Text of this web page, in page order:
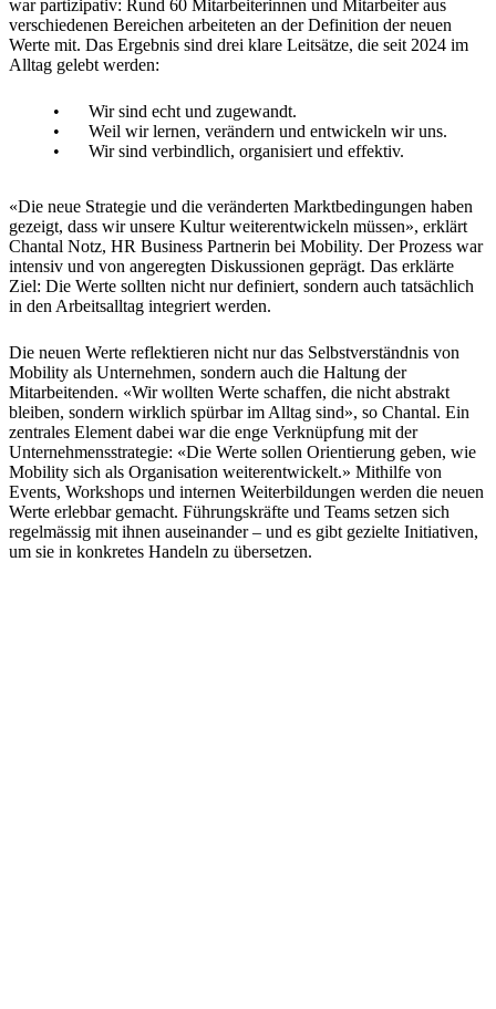
war partizipativ: Rund 60 Mitarbeiterinnen und Mitarbeiter aus
verschiedenen Bereichen arbeiteten an der Definition der neuen
Werte mit. Das Ergebnis sind drei klare Leitsätze, die seit 2024 im
Alltag gelebt werden:
Wir sind echt und zugewandt.
Weil wir lernen, verändern und entwickeln wir uns.
Wir sind verbindlich, organisiert und effektiv.
«Die neue Strategie und die veränderten Marktbedingungen haben
gezeigt, dass wir unsere Kultur weiterentwickeln müssen», erklärt
Chantal Notz, HR Business Partnerin bei Mobility. Der Prozess war
intensiv und von angeregten Diskussionen geprägt. Das erklärte
Ziel: Die Werte sollten nicht nur definiert, sondern auch tatsächlich
in den Arbeitsalltag integriert werden.
Die neuen Werte reflektieren nicht nur das Selbstverständnis von
Mobility als Unternehmen, sondern auch die Haltung der
Mitarbeitenden. «Wir wollten Werte schaffen, die nicht abstrakt
bleiben, sondern wirklich spürbar im Alltag sind», so Chantal. Ein
zentrales Element dabei war die enge Verknüpfung mit der
Unternehmensstrategie: «Die Werte sollen Orientierung geben, wie
Mobility sich als Organisation weiterentwickelt.» Mithilfe von
Events, Workshops und internen Weiterbildungen werden die neuen
Werte erlebbar gemacht. Führungskräfte und Teams setzen sich
regelmässig mit ihnen auseinander – und es gibt gezielte Initiativen,
um sie in konkretes Handeln zu übersetzen.